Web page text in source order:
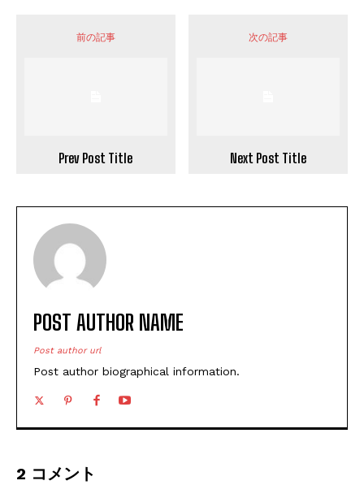
前の記事
Prev Post Title
次の記事
Next Post Title
POST AUTHOR NAME
Post author url
Post author biographical information.
2 コメント